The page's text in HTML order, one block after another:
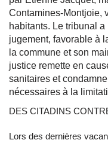
Contamines-Montjoie,
habitants. Le tribunal
jugement, favorable à
la commune et son
justice remette en
sanitaires et
nécessaires à la
DES CITADINS
Lors des dernières